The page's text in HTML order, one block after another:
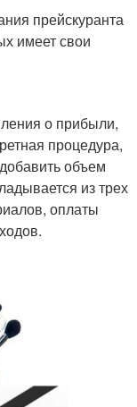
прейскуранта
имеет свои
о прибыли,
процедура,
объем
из трех
оплаты